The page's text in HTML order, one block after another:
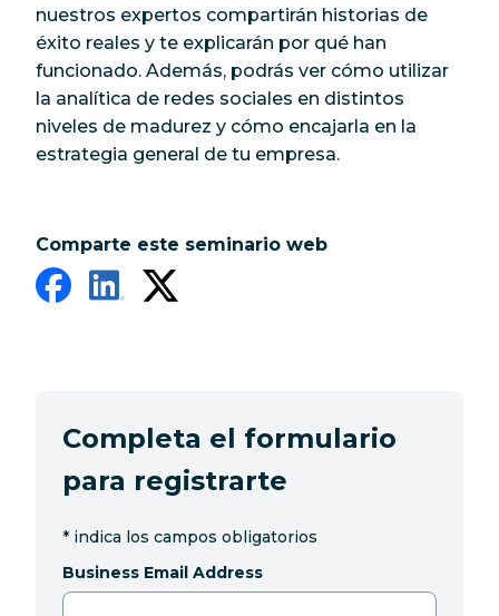
nuestros expertos compartirán historias de
éxito reales y te explicarán por qué han
funcionado. Además, podrás ver cómo utilizar
la analítica de redes sociales en distintos
niveles de madurez y cómo encajarla en la
estrategia general de tu empresa.
Comparte este seminario web
Completa el formulario
para registrarte
* indica los campos obligatorios
Business Email Address